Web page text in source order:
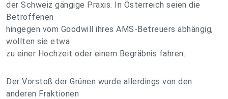
der Schweiz gängige Praxis. In Österreich seien die
Betroffenen
hingegen vom Goodwill ihres AMS-Betreuers abhängig,
wollten sie etwa
zu einer Hochzeit oder einem Begräbnis fahren.
Der Vorstoß der Grünen wurde allerdings von den
anderen Fraktionen